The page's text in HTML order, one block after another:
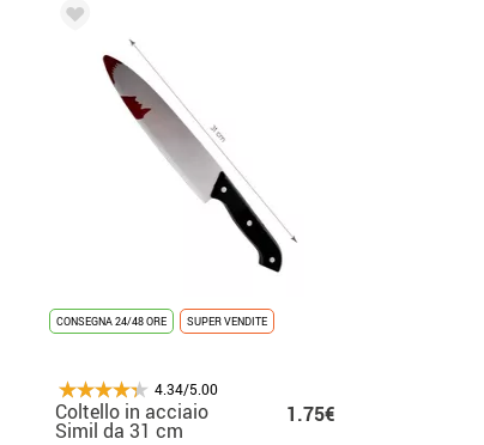
CONSEGNA 24/48 ORE SUPER VENDITE
4.34/5.00
Coltello in acciaio
Simil da 31 cm
1.75€